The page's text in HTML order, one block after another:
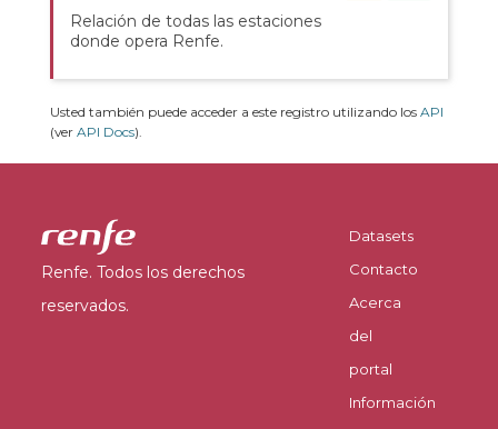
Relación de todas las estaciones
donde opera Renfe.
Usted también puede acceder a este registro utilizando los API
(ver API Docs).
Renfe. Todos los derechos
reservados.
Datasets
Contacto
Acerca
del
portal
Información